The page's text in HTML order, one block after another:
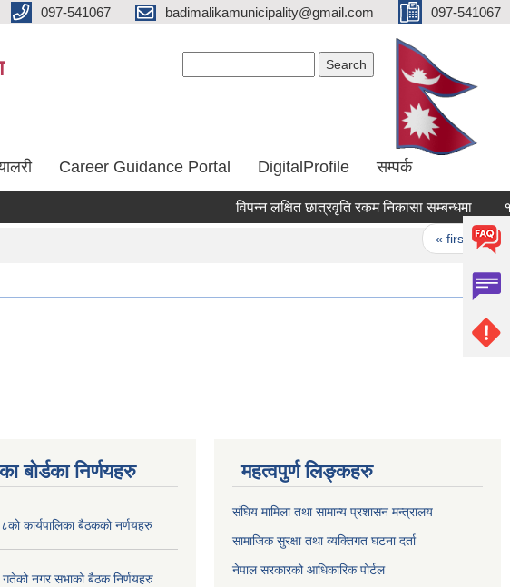
097-541067 badimalikamunicipality@gmail.com 097-541067
Career Guidance Portal DigitalProfile सम्पर्क
विपन्न लक्षित छात्रवृति रकम निकासा सम्बन्धमा १९
« first ‹
बोर्डका निर्णयहरु
कार्यपालिका बैठकको नर्णयहरु
नगर सभाको बैठक निर्णयहरु
महत्वपुर्ण लिङ्कहरु
संघिय मामिला तथा सामान्य प्रशासन मन्त्रालय
सामाजिक सुरक्षा तथा व्यक्तिगत घटना दर्ता
नेपाल सरकारको आधिकारिक पोर्टल